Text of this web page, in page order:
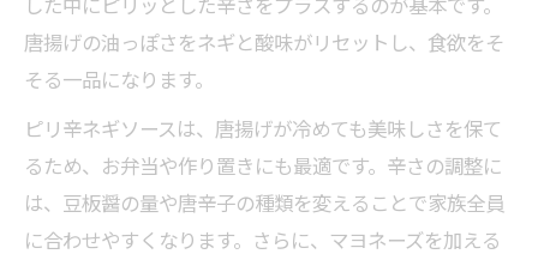
した中にピリッとした辛さをプラスするのが基本です。
唐揚げの油っぽさをネギと酸味がリセットし、食欲をそ
そる一品になります。
ピリ辛ネギソースは、唐揚げが冷めても美味しさを保て
るため、お弁当や作り置きにも最適です。辛さの調整に
は、豆板醤の量や唐辛子の種類を変えることで家族全員
に合わせやすくなります。さらに、マヨネーズを加える